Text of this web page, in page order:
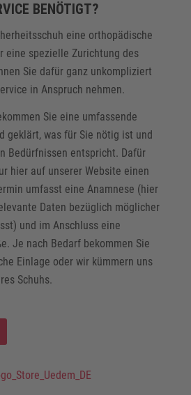
BENÖTIGT?
eine orthopädische
eine spezielle Zurichtung des
Sie dafür ganz unkompliziert
in Anspruch nehmen.
Sie eine umfassende
geklärt, was für Sie nötig ist und
Bedürfnissen entspricht. Dafür
hier auf unserer Website einen
umfasst eine Anamnese (hier
Daten bezüglich möglicher
und im Anschluss eine
Je nach Bedarf bekommen Sie
Einlage oder wir kümmern uns
Schuhs.